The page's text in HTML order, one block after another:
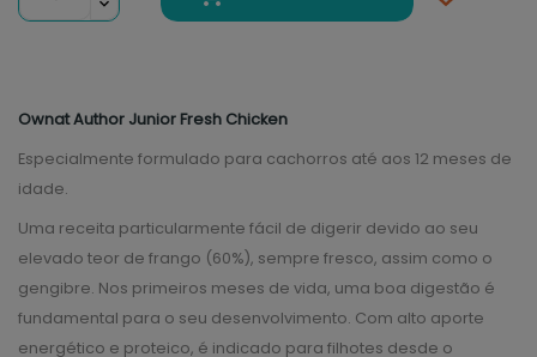
Ownat Author Junior Fresh Chicken
Especialmente formulado para cachorros até aos 12 meses de
idade.
Uma receita particularmente fácil de digerir devido ao seu
elevado teor de frango (60%), sempre fresco, assim como o
gengibre. Nos primeiros meses de vida, uma boa digestão é
fundamental para o seu desenvolvimento. Com alto aporte
energético e proteico, é indicado para filhotes desde o